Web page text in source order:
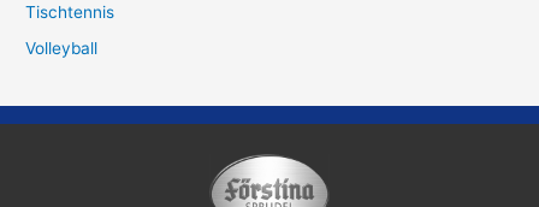
Tischtennis
Volleyball